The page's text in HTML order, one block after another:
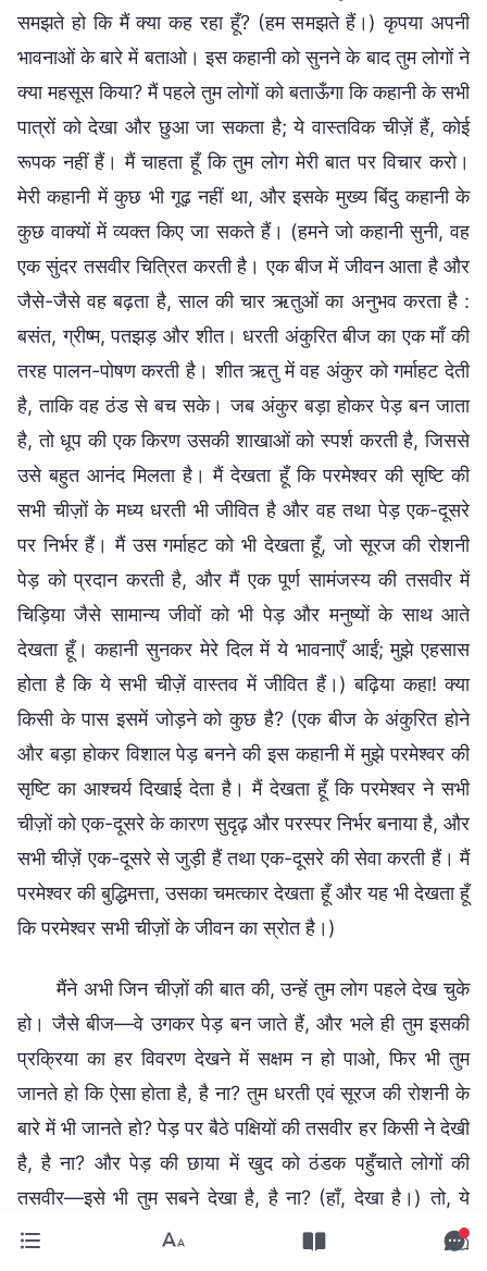
समझते हो कि मैं क्या कह रहा हूँ? (हम समझते हैं।) कृपया अपनी
भावनाओं के बारे में बताओ। इस कहानी को सुनने के बाद तुम लोगों ने
क्या महसूस किया? मैं पहले तुम लोगों को बताऊँगा कि कहानी के सभी
पात्रों को देखा और छुआ जा सकता है; ये वास्तविक चीज़ें हैं, कोई
रूपक नहीं हैं। मैं चाहता हूँ कि तुम लोग मेरी बात पर विचार करो।
मेरी कहानी में कुछ भी गूढ़ नहीं था, और इसके मुख्य बिंदु कहानी के
कुछ वाक्यों में व्यक्त किए जा सकते हैं। (हमने जो कहानी सुनी, वह
एक सुंदर तसवीर चित्रित करती है। एक बीज में जीवन आता है और
जैसे-जैसे वह बढ़ता है, साल की चार ऋतुओं का अनुभव करता है :
बसंत, ग्रीष्म, पतझड़ और शीत। धरती अंकुरित बीज का एक माँ की
तरह पालन-पोषण करती है। शीत ऋतु में वह अंकुर को गर्माहट देती
है, ताकि वह ठंड से बच सके। जब अंकुर बड़ा होकर पेड़ बन जाता
है, तो धूप की एक किरण उसकी शाखाओं को स्पर्श करती है, जिससे
उसे बहुत आनंद मिलता है। मैं देखता हूँ कि परमेश्वर की सृष्टि की
सभी चीज़ों के मध्य धरती भी जीवित है और वह तथा पेड़ एक-दूसरे
पर निर्भर हैं। मैं उस गर्माहट को भी देखता हूँ, जो सूरज की रोशनी
पेड़ को प्रदान करती है, और मैं एक पूर्ण सामंजस्य की तसवीर में
चिड़िया जैसे सामान्य जीवों को भी पेड़ और मनुष्यों के साथ आते
देखता हूँ। कहानी सुनकर मेरे दिल में ये भावनाएँ आईं; मुझे एहसास
होता है कि ये सभी चीज़ें वास्तव में जीवित हैं।) बढ़िया कहा! क्या
किसी के पास इसमें जोड़ने को कुछ है? (एक बीज के अंकुरित होने
और बड़ा होकर विशाल पेड़ बनने की इस कहानी में मुझे परमेश्वर की
सृष्टि का आश्चर्य दिखाई देता है। मैं देखता हूँ कि परमेश्वर ने सभी
चीज़ों को एक-दूसरे के कारण सुदृढ़ और परस्पर निर्भर बनाया है, और
सभी चीज़ें एक-दूसरे से जुड़ी हैं तथा एक-दूसरे की सेवा करती हैं। मैं
परमेश्वर की बुद्धिमत्ता, उसका चमत्कार देखता हूँ और यह भी देखता हूँ
कि परमेश्वर सभी चीज़ों के जीवन का स्रोत है।)
मैंने अभी जिन चीज़ों की बात की, उन्हें तुम लोग पहले देख चुके
हो। जैसे बीज—वे उगकर पेड़ बन जाते हैं, और भले ही तुम इसकी
प्रक्रिया का हर विवरण देखने में सक्षम न हो पाओ, फिर भी तुम
जानते हो कि ऐसा होता है, है ना? तुम धरती एवं सूरज की रोशनी के
बारे में भी जानते हो? पेड़ पर बैठे पक्षियों की तसवीर हर किसी ने देखी
है, है ना? और पेड़ की छाया में खुद को ठंडक पहुँचाते लोगों की
तसवीर—इसे भी तुम सबने देखा है, है ना? (हाँ, देखा है।) तो, ये
सभी चीज़ें एक ही तसवीर में होने पर वह तसवीर किस चीज़ का